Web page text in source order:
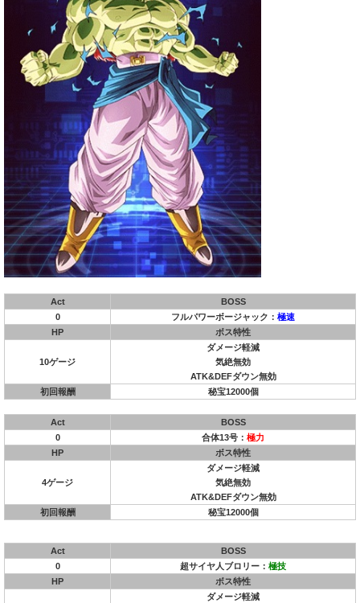
Act
BOSS
0
フルパワーボージャック： 極速
HP
ボス特性
10ゲージ
ダメージ軽減
気絶無効
ATK&DEFダウン無効
初回報酬
秘宝12000個
Act
BOSS
0
合体13号： 極力
HP
ボス特性
4ゲージ
ダメージ軽減
気絶無効
ATK&DEFダウン無効
初回報酬
秘宝12000個
Act
BOSS
0
超サイヤ人ブロリー： 極技
HP
ボス特性
ダメージ軽減